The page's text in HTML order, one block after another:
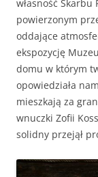
własność Skarbu
powierzonym
oddające
ekspozycję
domu w którym
opowiedziała
mieszkają za
wnuczki Zofii
solidny przejął